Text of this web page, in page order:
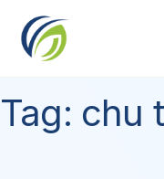
content
Tag: chu